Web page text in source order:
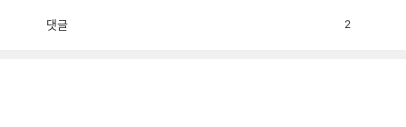
댓글 2